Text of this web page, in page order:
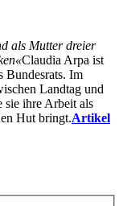
als Mutter dreier
Claudia Arpa ist
Bundesrats. Im
Landtag und
sie ihre Arbeit als
Hut bringt.Artikel